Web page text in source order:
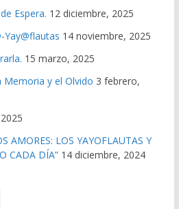
Espera. 12 diciembre, 2025
Yay@flautas 14 noviembre, 2025
15 marzo, 2025
Memoria y el Olvido 3 febrero,
AMORES: LOS YAYOFLAUTAS Y
CADA DÍA” 14 diciembre, 2024